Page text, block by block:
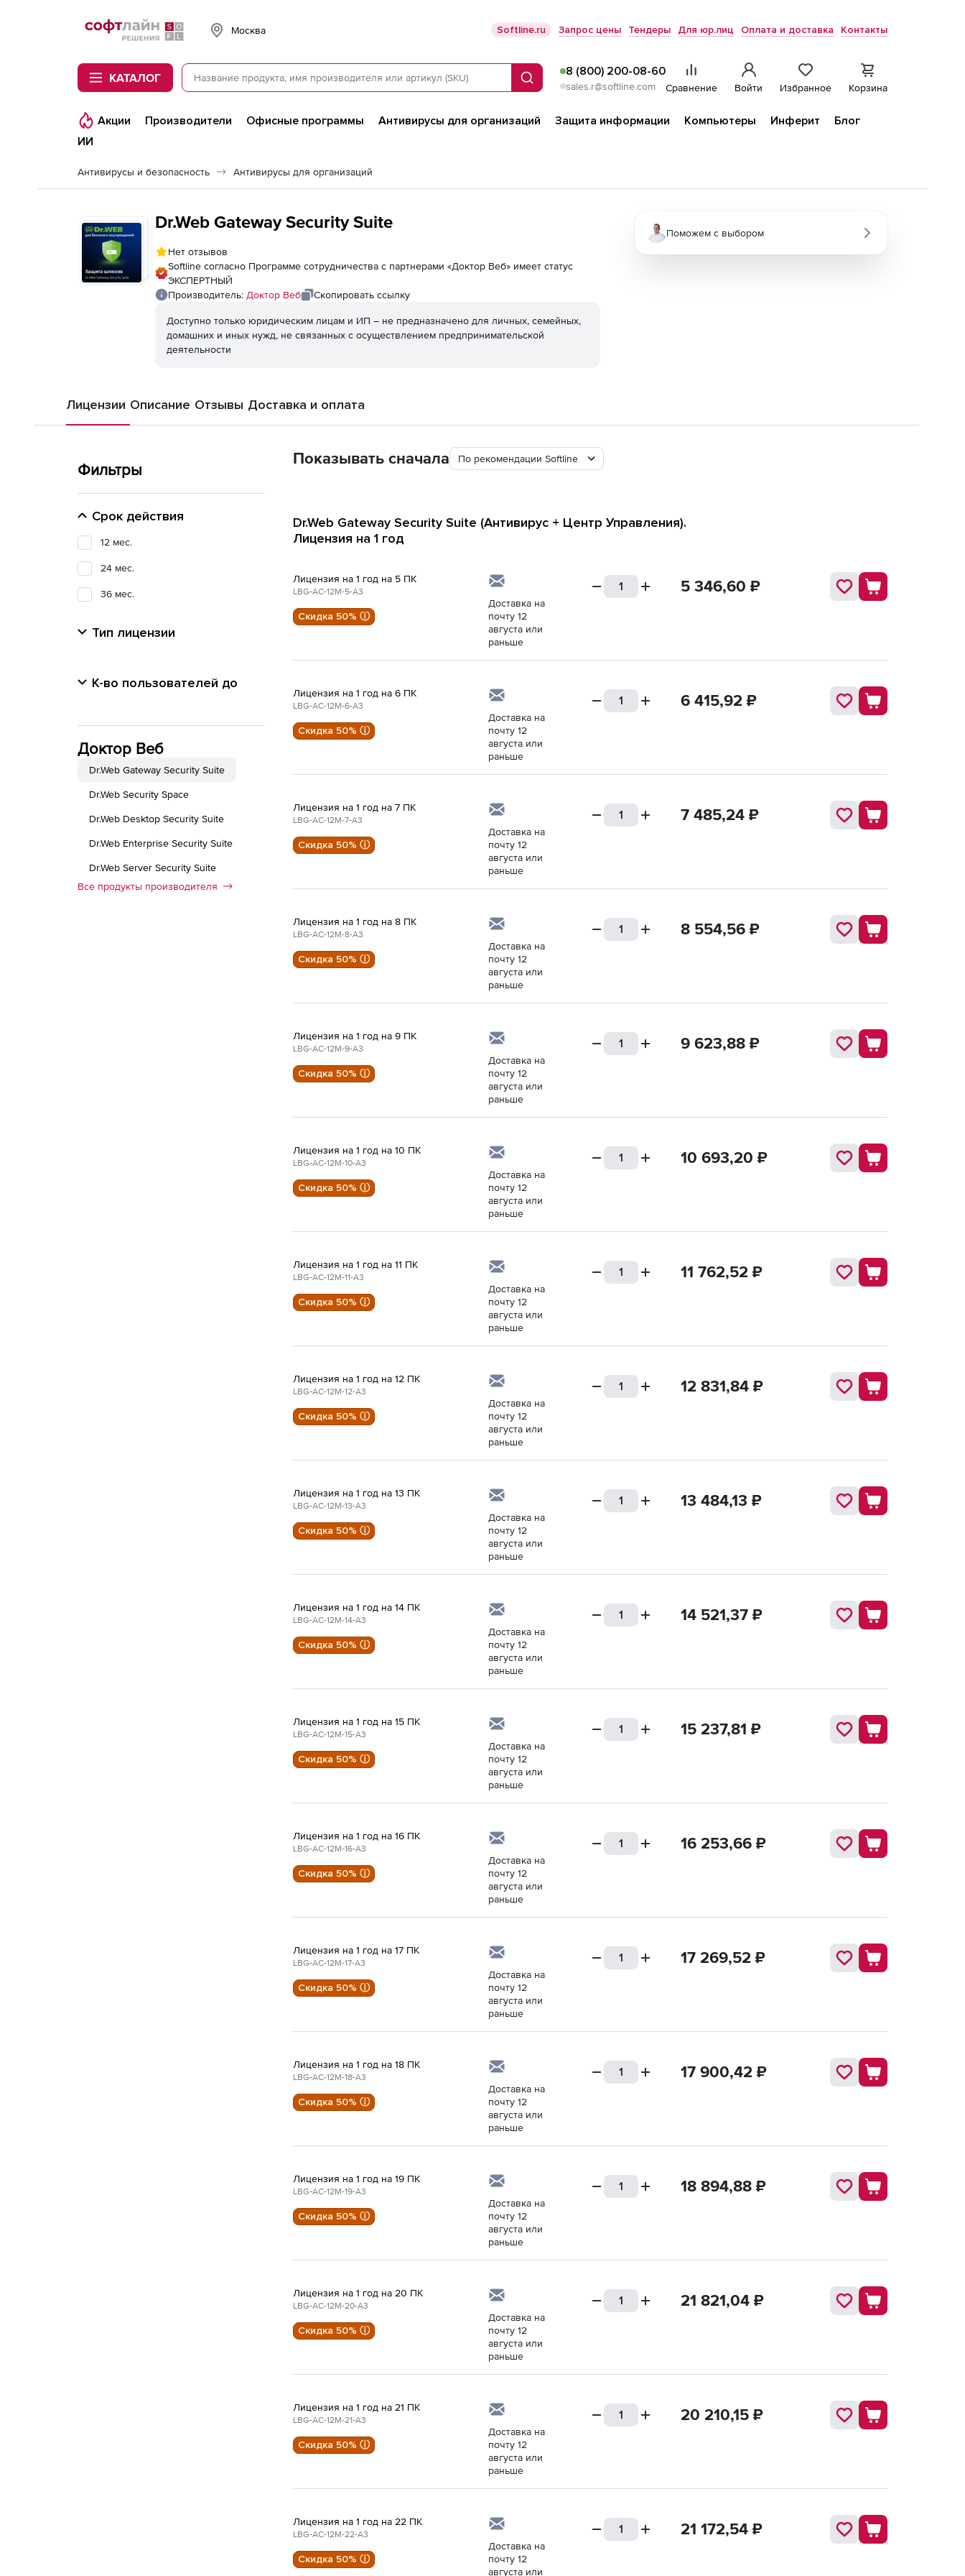
Softline
Москва Softline.ru Запрос цены Тендеры Для юр.лиц Оплата и доставка Контакты
КАТАЛОГ Поиск
8 (800) 200-08-60
sales.r@softline.com Сравнение Войти Избранное Корзина
Акции Производители Офисные программы Антивирусы для организаций Защита информации Компьютеры Инферит
Блог
ИИ
Антивирусы и безопасность Антивирусы для организаций
Dr.Web Gateway Security Suite
Нет отзывов
Softline согласно Программе сотрудничества с партнерами «Доктор Веб» имеет статус
ЭКСПЕРТНЫЙ
Производитель: Доктор Веб Скопировать ссылку
Доступно только юридическим лицам и ИП – не предназначено для личных, семейных,
домашних и иных нужд, не связанных с осуществлением предпринимательской
деятельности
Поможем с выбором
Лицензии Описание Отзывы Доставка и оплата
Фильтры
Срок действия
12 мес.
24 мес.
36 мес.
Тип лицензии
К-во пользователей до
Доктор Веб
Dr.Web Gateway Security Suite
Dr.Web Security Space
Dr.Web Desktop Security Suite
Dr.Web Enterprise Security Suite
Dr.Web Server Security Suite
Все продукты производителя
Показывать сначала По рекомендации Softline
Dr.Web Gateway Security Suite (Антивирус + Центр Управления).
Лицензия на 1 год
Лицензия на 1 год на 5 ПК
LBG-AC-12M-5-A3
Скидка 50% ⓘ
Доставка на
почту 12
августа или
раньше
5 346,60 ₽
Лицензия на 1 год на 6 ПК
LBG-AC-12M-6-A3
Скидка 50% ⓘ
Доставка на
почту 12
августа или
раньше
6 415,92 ₽
Лицензия на 1 год на 7 ПК
LBG-AC-12M-7-A3
Скидка 50% ⓘ
Доставка на
почту 12
августа или
раньше
7 485,24 ₽
Лицензия на 1 год на 8 ПК
LBG-AC-12M-8-A3
Скидка 50% ⓘ
Доставка на
почту 12
августа или
раньше
8 554,56 ₽
Лицензия на 1 год на 9 ПК
LBG-AC-12M-9-A3
Скидка 50% ⓘ
Доставка на
почту 12
августа или
раньше
9 623,88 ₽
Лицензия на 1 год на 10 ПК
LBG-AC-12M-10-A3
Скидка 50% ⓘ
Доставка на
почту 12
августа или
раньше
10 693,20 ₽
Лицензия на 1 год на 11 ПК
LBG-AC-12M-11-A3
Скидка 50% ⓘ
Доставка на
почту 12
августа или
раньше
11 762,52 ₽
Лицензия на 1 год на 12 ПК
LBG-AC-12M-12-A3
Скидка 50% ⓘ
Доставка на
почту 12
августа или
раньше
12 831,84 ₽
Лицензия на 1 год на 13 ПК
LBG-AC-12M-13-A3
Скидка 50% ⓘ
Доставка на
почту 12
августа или
раньше
13 484,13 ₽
Лицензия на 1 год на 14 ПК
LBG-AC-12M-14-A3
Скидка 50% ⓘ
Доставка на
почту 12
августа или
раньше
14 521,37 ₽
Лицензия на 1 год на 15 ПК
LBG-AC-12M-15-A3
Скидка 50% ⓘ
Доставка на
почту 12
августа или
раньше
15 237,81 ₽
Лицензия на 1 год на 16 ПК
LBG-AC-12M-16-A3
Скидка 50% ⓘ
Доставка на
почту 12
августа или
раньше
16 253,66 ₽
Лицензия на 1 год на 17 ПК
LBG-AC-12M-17-A3
Скидка 50% ⓘ
Доставка на
почту 12
августа или
раньше
17 269,52 ₽
Лицензия на 1 год на 18 ПК
LBG-AC-12M-18-A3
Скидка 50% ⓘ
Доставка на
почту 12
августа или
раньше
17 900,42 ₽
Лицензия на 1 год на 19 ПК
LBG-AC-12M-19-A3
Скидка 50% ⓘ
Доставка на
почту 12
августа или
раньше
18 894,88 ₽
Лицензия на 1 год на 20 ПК
LBG-AC-12M-20-A3
Скидка 50% ⓘ
Доставка на
почту 12
августа или
раньше
21 821,04 ₽
Лицензия на 1 год на 21 ПК
LBG-AC-12M-21-A3
Скидка 50% ⓘ
Доставка на
почту 12
августа или
раньше
20 210,15 ₽
Лицензия на 1 год на 22 ПК
LBG-AC-12M-22-A3
Скидка 50% ⓘ
Доставка на
почту 12
августа или
21 172,54 ₽